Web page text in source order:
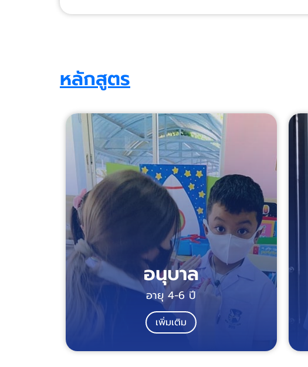
หลักสูตร
อนุบาล
อายุ 4-6 ปี
เพิ่มเติม